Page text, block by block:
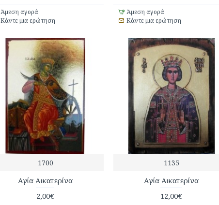
Άμεση αγορά
Κάντε μια ερώτηση
Άμεση αγορά
Κάντε μια ερώτηση
1700
Αγία Αικατερίνα
2,00€
1135
Αγία Αικατερίνα
12,00€